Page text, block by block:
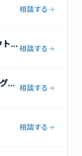
相談する
BtoC領域特化型営業・マーケティングアウトソーシング 相談する
BtoB新規事業向けセールス&マーケティング支援 相談する
相談する